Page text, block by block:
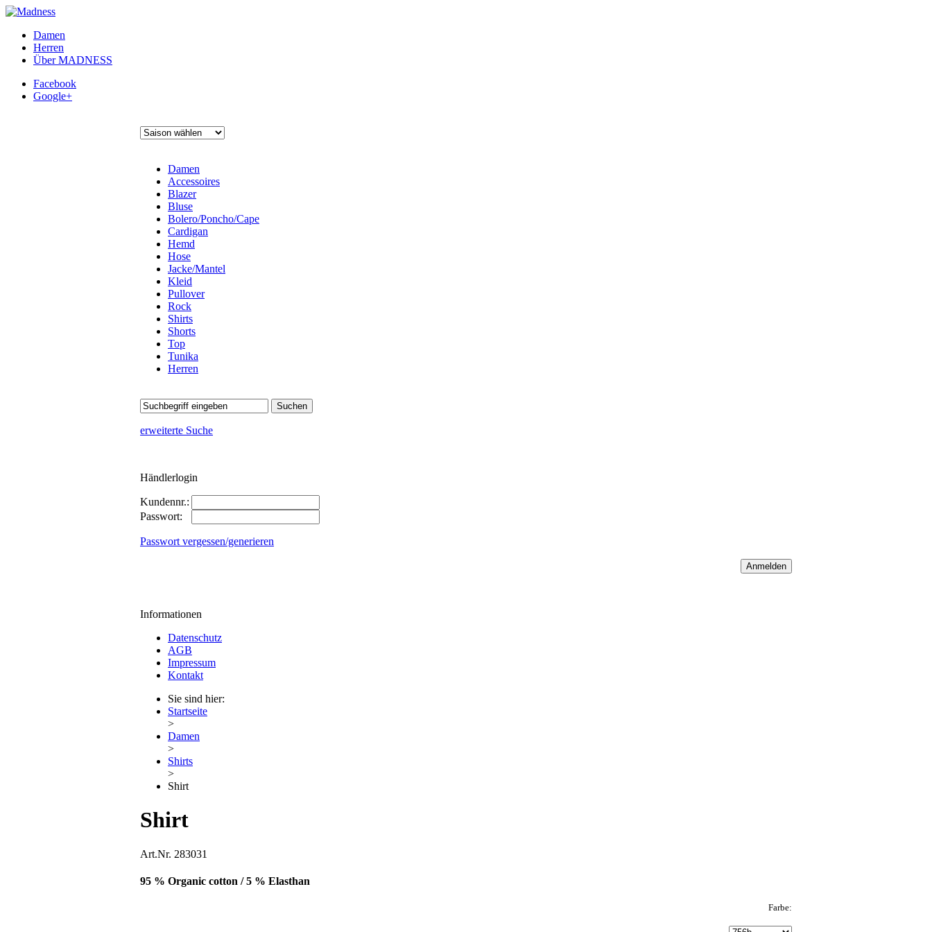
Damen
Herren
Über MADNESS
Facebook
Google+
Damen
Accessoires
Blazer
Bluse
Bolero/Poncho/Cape
Cardigan
Hemd
Hose
Jacke/Mantel
Kleid
Pullover
Rock
Shirts
Shorts
Top
Tunika
Herren
erweiterte Suche
Händlerlogin
Kundennr.:
Passwort:
Passwort vergessen/generieren
Informationen
Datenschutz
AGB
Impressum
Kontakt
Sie sind hier:
Startseite
>
Damen
>
Shirts
>
Shirt
Shirt
Art.Nr. 283031
95 % Organic cotton / 5 % Elasthan
Farbe: